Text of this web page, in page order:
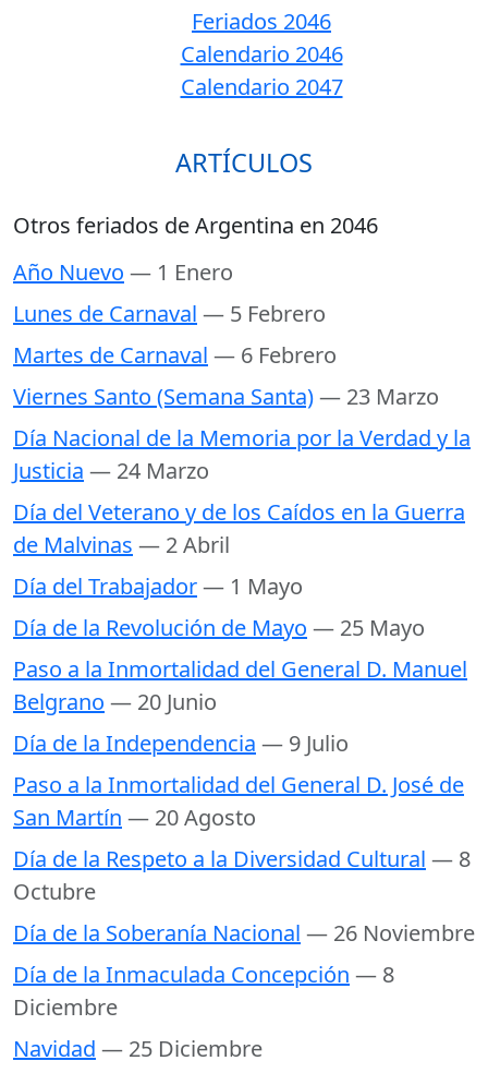
Feriados 2046
Calendario 2046
Calendario 2047
ARTÍCULOS
Otros feriados de Argentina en 2046
Año Nuevo — 1 Enero
Lunes de Carnaval — 5 Febrero
Martes de Carnaval — 6 Febrero
Viernes Santo (Semana Santa)— 23 Marzo
Día Nacional de la Memoria por la Verdad y la
Justicia — 24 Marzo
Día del Veterano y de los Caídos en la Guerra
de Malvinas — 2 Abril
Día del Trabajador— 1 Mayo
Día de la Revolución de Mayo — 25 Mayo
Paso a la Inmortalidad del General D. Manuel
Belgrano — 20 Junio
Día de la Independencia — 9 Julio
Paso a la Inmortalidad del General D. José de
San Martín — 20 Agosto
Día de la Respeto a la Diversidad Cultural — 8
Octubre
Día de la Soberanía Nacional — 26 Noviembre
Día de la Inmaculada Concepción — 8
Diciembre
Navidad — 25 Diciembre